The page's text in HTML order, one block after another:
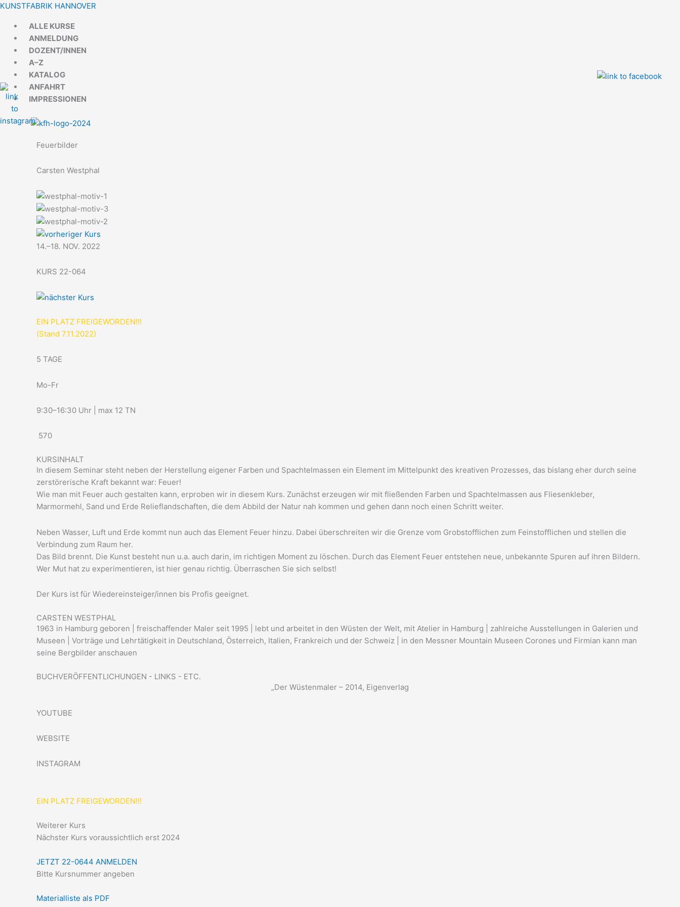
Zum
springen
KUNSTFABRIK HANNOVER
Menü
ALLE KURSE
ANMELDUNG
DOZENT/INNEN
A–Z
KATALOG
ANFAHRT
IMPRESSIONEN
Feuerbilder
Carsten Westphal
14.–18. NOV. 2022
KURS 22-064
EIN PLATZ FREIGEWORDEN!!!
(Stand 7.11.2022)
5 TAGE
Mo-Fr
9:30–16:30 Uhr | max 12 TN
570
KURSINHALT
In diesem Seminar steht neben der Herstellung eigener Farben und Spachtelmassen ein Element im Mittelpunkt des kreativen Prozesses, das bislang eher durch seine
zerstörerische Kraft bekannt war: Feuer!
Wie man mit Feuer auch gestalten kann, erproben wir in diesem Kurs. Zunächst erzeugen wir mit fließenden Farben und Spachtelmassen aus Fliesenkleber,
Marmormehl, Sand und Erde Relieflandschaften, die dem Abbild der Natur nah kommen und gehen dann noch einen Schritt weiter.
Neben Wasser, Luft und Erde kommt nun auch das Element Feuer hinzu. Dabei überschreiten wir die Grenze vom Grobstofflichen zum Feinstofflichen und stellen die
Verbindung zum Raum her.
Das Bild brennt. Die Kunst besteht nun u.a. auch darin, im richtigen Moment zu löschen. Durch das Element Feuer entstehen neue, unbekannte Spuren auf ihren Bildern.
Wer Mut hat zu experimentieren, ist hier genau richtig. Überraschen Sie sich selbst!
Der Kurs ist für Wiedereinsteiger/innen bis Profis geeignet.
CARSTEN WESTPHAL
1963 in Hamburg geboren | freischaffender Maler seit 1995 | lebt und arbeitet in den Wüsten der Welt, mit Atelier in Hamburg | zahlreiche Ausstellungen in Galerien und
Museen | Vorträge und Lehrtätigkeit in Deutschland, Österreich, Italien, Frankreich und der Schweiz | in den Messner Mountain Museen Corones und Firmian kann man
seine Bergbilder anschauen
BUCHVERÖFFENTLICHUNGEN - LINKS - ETC.
„Der Wüstenmaler – 2014, Eigenverlag
YOUTUBE
WEBSITE
INSTAGRAM
EIN PLATZ FREIGEWORDEN!!!
Weiterer Kurs
Nächster Kurs voraussichtlich erst 2024
JETZT 22-0644 ANMELDEN
Bitte Kursnummer angeben
Materialliste als PDF
Menü